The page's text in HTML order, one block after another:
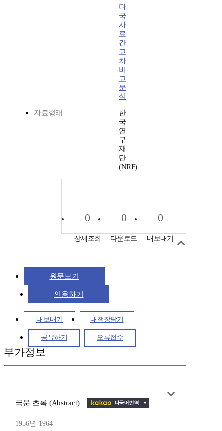
다
국
사
료
간
교
차
비
교
분
석
자료형태
한
국
연
구
재
단
(NRF)
0
상세조회
0
다운로드
0
내보내기
원문보기
인용하기
내보내기 내책장담기
공유하기 오류접수
부가정보
국문 초록 (Abstract)
1956년-1964